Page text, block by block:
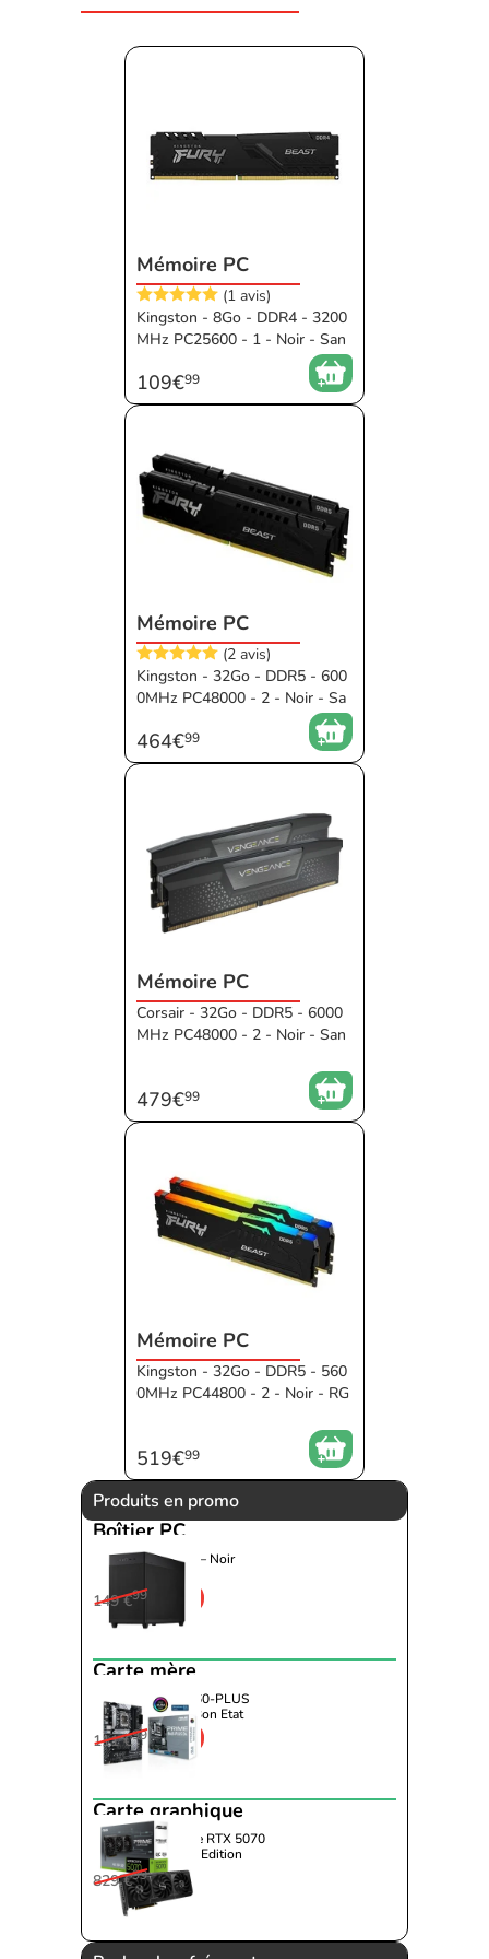
Produits en promo
Boîtier PC
Asus - AP201 TG – Noir
149 €99
84€
Carte mère
Asus - PRIME B660-PLUS
D4-Seconde Vie-Bon Etat
-17%
111 €99
91€99
Carte graphique
Asus - T1 GeForce RTX 5070
12GB GDDR7 OC Edition
-6%
829 €99
779€99
Mémoire PC
(1 avis)
Kingston - 8Go - DDR4 - 3200
MHz PC25600 - 1 - Noir - San
109€99
Mémoire PC
(2 avis)
Kingston - 32Go - DDR5 - 600
0MHz PC48000 - 2 - Noir - Sa
ns RGB - 30 ms - XMP - EXPO
464€99
Mémoire PC
Corsair - 32Go - DDR5 - 6000
MHz PC48000 - 2 - Noir - San
479€99
Mémoire PC
Kingston - 32Go - DDR5 - 560
0MHz PC44800 - 2 - Noir - RG
519€99